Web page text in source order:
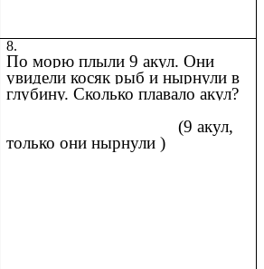
8.
По морю плыли 9 акул. Они
увидели косяк рыб и нырнули в
глубину. Сколько плавало акул?
(9 акул,
только они нырнули )